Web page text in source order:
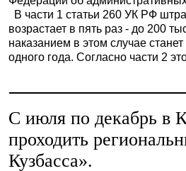
В части 1 статьи 260 УК РФ
возрастает в пять раз - до 200
наказанием в этом случае
одного года. Согласно части 2
С июля по декабрь в
проходить
Кузбасса».